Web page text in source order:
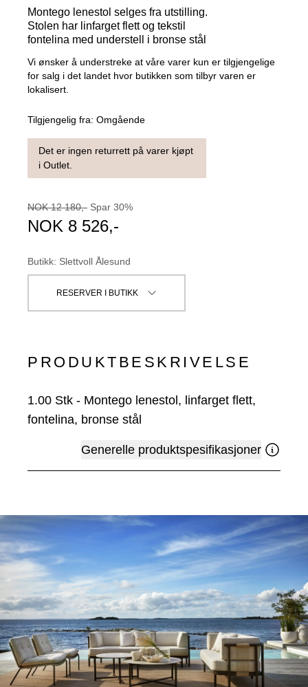
Montego lenestol selges fra utstilling.
Stolen har linfarget flett og tekstil
fontelina med understell i bronse stål
Vi ønsker å understreke at våre varer kun er tilgjengelige
for salg i det landet hvor butikken som tilbyr varen er
lokalisert.
Tilgjengelig fra: Omgående
Det er ingen returrett på varer kjøpt
i Outlet.
NOK 12 180,- Spar 30%
NOK 8 526,-
Butikk: Slettvoll Ålesund
RESERVER I BUTIKK
PRODUKTBESKRIVELSE
1.00 Stk - Montego lenestol, linfarget flett,
fontelina, bronse stål
Generelle produktspesifikasjoner